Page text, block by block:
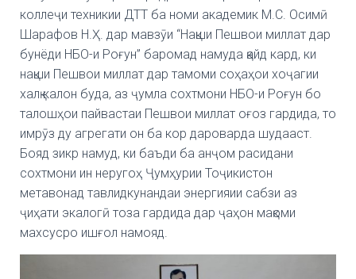
коллеҷи техникии ДТТ ба номи академик М.С. Осимӣ
Шарафов Н.Ҳ. дар мавзӯи “Нақши Пешвои миллат дар
бунёди НБО-и Роғун” баромад намуда қайд кард, ки
нақши Пешвои миллат дар тамоми соҳаҳои хоҷагии
халқ калон буда, аз ҷумла сохтмони НБО-и Роғун бо
талошҳои пайвастаи Пешвои миллат оғоз гардида, то
имрӯз ду агрегати он ба кор дароварда шудааст.
Бояд зикр намуд, ки баъди ба анҷом расидани
сохтмони ин неругоҳ Ҷумҳурии Тоҷикистон
метавонад тавлидкунандаи энергияии сабзи аз
ҷиҳати экалогӣ тоза гардида дар ҷаҳон мақоми
махсусро ишғол намояд.